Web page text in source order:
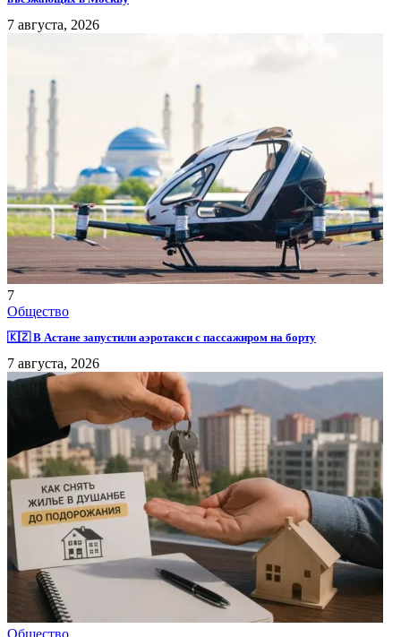
7 августа, 2026
7
Общество
🇰🇿 В Астане запустили аэротакси с пассажиром на борту
7 августа, 2026
Общество